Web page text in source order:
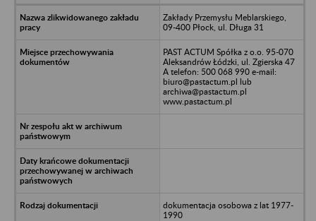
Zakłady Przemysłu Meblarskiego,
09-400 Płock, ul. Długa 31
PAST ACTUM Spółka z o.o. 95-070
Aleksandrów Łódzki, ul. Zgierska 47
A telefon: 500 068 990 e-mail:
biuro@pastactum.pl lub
archiwa@pastactum.pl
www.pastactum.pl
dokumentacja osobowa z lat 1977-
1990